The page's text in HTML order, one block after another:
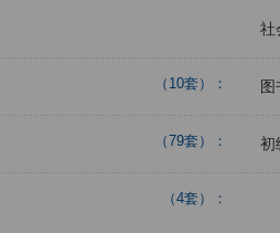
社
（10套）：
（79套）： 初
（4套）：